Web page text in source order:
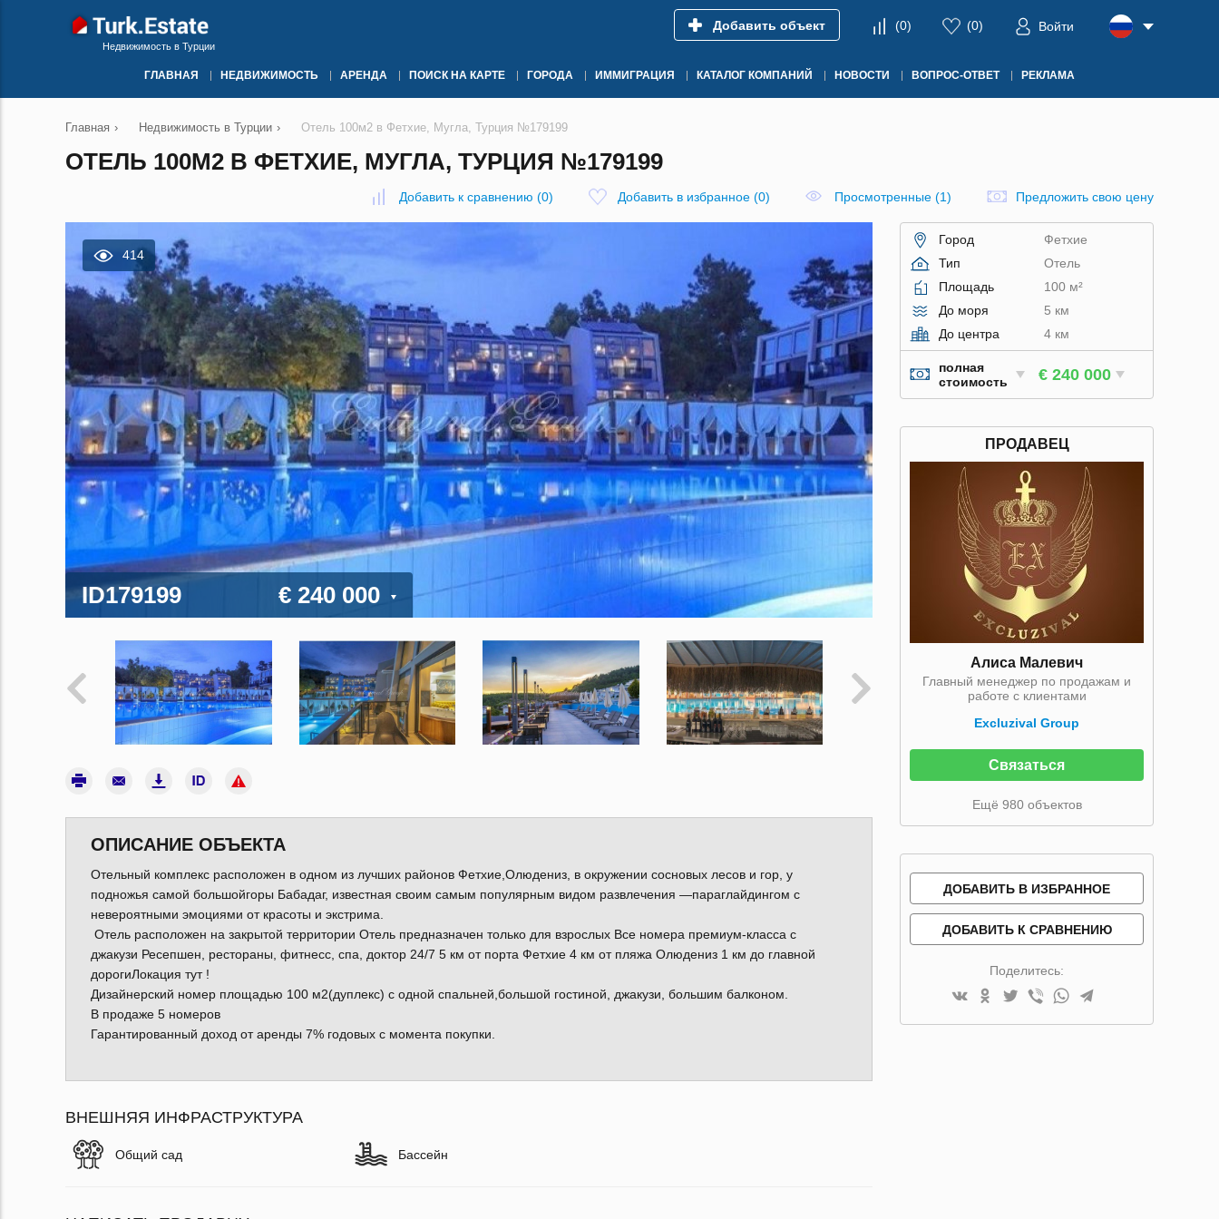
Недвижимость в Турции
Добавить объект (0) (0) Войти
ГЛАВНАЯ НЕДВИЖИМОСТЬ АРЕНДА ПОИСК НА КАРТЕ ГОРОДА ИММИГРАЦИЯ КАТАЛОГ КОМПАНИЙ НОВОСТИ ВОПРОС-ОТВЕТ РЕКЛАМА
Главная › Недвижимость в Турции › Отель 100м2 в Фетхие, Мугла, Турция №179199
ОТЕЛЬ 100М2 В ФЕТХИЕ, МУГЛА, ТУРЦИЯ №179199
Добавить к сравнению (0) Добавить в избранное (0) Просмотренные (1) Предложить свою цену
414
ID179199 € 240 000
ОПИСАНИЕ ОБЪЕКТА
Отельный комплекс расположен в одном из лучших районов Фетхие,Олюдениз, в окружении сосновых лесов и гор, у
подножья самой большойгоры Бабадаг, известная своим самым популярным видом развлечения —параглайдингом с
невероятными эмоциями от красоты и экстрима.
Отель расположен на закрытой территории Отель предназначен только для взрослых Все номера премиум-класса с
джакузи Ресепшен, рестораны, фитнесс, спа, доктор 24/7 5 км от порта Фетхие 4 км от пляжа Олюдениз 1 км до главной
дорогиЛокация тут !
Дизайнерский номер площадью 100 м2(дуплекс) с одной спальней,большой гостиной, джакузи, большим балконом.
В продаже 5 номеров
Гарантированный доход от аренды 7% годовых с момента покупки.
ВНЕШНЯЯ ИНФРАСТРУКТУРА
Общий сад Бассейн
Город
Фетхие
Тип
Отель
Площадь
100 м²
До моря
5 км
До центра
4 км
полная
стоимость
€ 240 000
ПРОДАВЕЦ
Алиса Малевич
Главный менеджер по продажам и
работе с клиентами
Excluzival Group
Связаться
Ещё 980 объектов
ДОБАВИТЬ В ИЗБРАННОЕ
ДОБАВИТЬ К СРАВНЕНИЮ
Поделитесь: